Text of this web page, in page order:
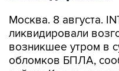
Москва. 8 августа.
ликвидировали
возникшее утром в
обломков БПЛА,